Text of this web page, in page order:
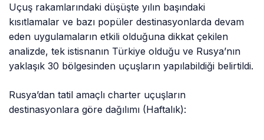
Uçuş rakamlarındaki düşüşte yılın başındaki
kısıtlamalar ve bazı popüler destinasyonlarda devam
eden uygulamaların etkili olduğuna dikkat çekilen
analizde, tek istisnanın Türkiye olduğu ve Rusya’nın
yaklaşık 30 bölgesinden uçuşların yapılabildiği belirtildi.
Rusya’dan tatil amaçlı charter uçuşların
destinasyonlara göre dağılımı (Haftalık):